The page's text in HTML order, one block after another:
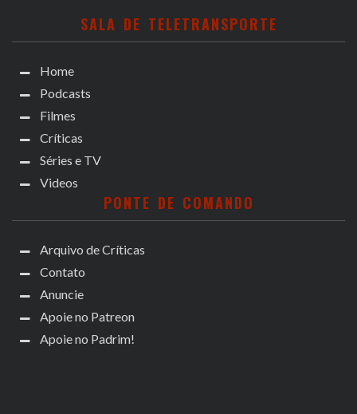
SALA DE TELETRANSPORTE
Home
Podcasts
Filmes
Críticas
Séries e TV
Videos
PONTE DE COMANDO
Arquivo de Críticas
Contato
Anuncie
Apoie no Patreon
Apoie no Padrim!